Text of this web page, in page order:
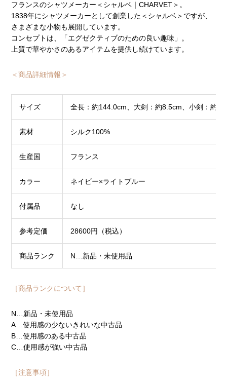
フランスのシャツメーカー＜シャルベ｜CHARVET＞。
1838年にシャツメーカーとして創業した＜シャルベ＞ですが、
さまざまな小物も展開しています。
コンセプトは、「エグゼクティブのための良い趣味」。
上質で華やかさのあるアイテムを提供し続けています。
＜商品詳細情報＞
サイズ 全長：約144.0cm、大剣：約8.5cm、小剣：約
素材 シルク100%
生産国 フランス
カラー ネイビー×ライトブルー
付属品 なし
参考定価 28600円（税込）
商品ランク N…新品・未使用品
［商品ランクについて］
N…新品・未使用品
A…使用感の少ないきれいな中古品
B…使用感のある中古品
C…使用感が強い中古品
［注意事項］